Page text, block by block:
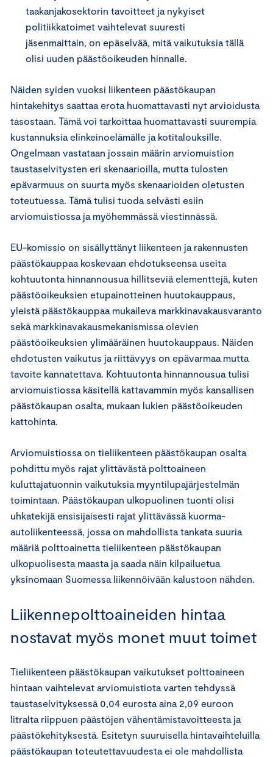
taakanjakosektorin tavoitteet ja nykyiset
politiikkatoimet vaihtelevat suuresti
jäsenmaittain, on epäselvää, mitä vaikutuksia tällä
olisi uuden päästöoikeuden hinnalle.
Näiden syiden vuoksi liikenteen päästökaupan
hintakehitys saattaa erota huomattavasti nyt arvioidusta
tasostaan. Tämä voi tarkoittaa huomattavasti suurempia
kustannuksia elinkeinoelämälle ja kotitalouksille.
Ongelmaan vastataan jossain määrin arviomuistion
taustaselvitysten eri skenaarioilla, mutta tulosten
epävarmuus on suurta myös skenaarioiden oletusten
toteutuessa. Tämä tulisi tuoda selvästi esiin
arviomuistiossa ja myöhemmässä viestinnässä.
EU-komissio on sisällyttänyt liikenteen ja rakennusten
päästökauppaa koskevaan ehdotukseensa useita
kohtuutonta hinnannousua hillitseviä elementtejä, kuten
päästöoikeuksien etupainotteinen huutokauppaus,
yleistä päästökauppaa mukaileva markkinavakausvaranto
sekä markkinavakausmekanismissa olevien
päästöoikeuksien ylimääräinen huutokauppaus. Näiden
ehdotusten vaikutus ja riittävyys on epävarmaa mutta
tavoite kannatettava. Kohtuutonta hinnannousua tulisi
arviomuistiossa käsitellä kattavammin myös kansallisen
päästökaupan osalta, mukaan lukien päästöoikeuden
kattohinta.
Arviomuistiossa on tieliikenteen päästökaupan osalta
pohdittu myös rajat ylittävästä polttoaineen
kuluttajatuonnin vaikutuksia myyntilupajärjestelmän
toimintaan. Päästökaupan ulkopuolinen tuonti olisi
uhkatekijä ensisijaisesti rajat ylittävässä kuorma-
autoliikenteessä, jossa on mahdollista tankata suuria
määriä polttoainetta tieliikenteen päästökaupan
ulkopuolisesta maasta ja saada näin kilpailuetua
yksinomaan Suomessa liikennöivään kalustoon nähden.
Liikennepolttoaineiden hintaa
nostavat myös monet muut toimet
Tieliikenteen päästökaupan vaikutukset polttoaineen
hintaan vaihtelevat arviomuistiota varten tehdyssä
taustaselvityksessä 0,04 eurosta aina 2,09 euroon
litralta riippuen päästöjen vähentämistavoitteesta ja
päästökehityksestä. Esitetyn suuruisella hintavaihteluilla
päästökaupan toteutettavuudesta ei ole mahdollista